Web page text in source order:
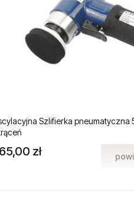
Szlifierka pneumatyczna
zł